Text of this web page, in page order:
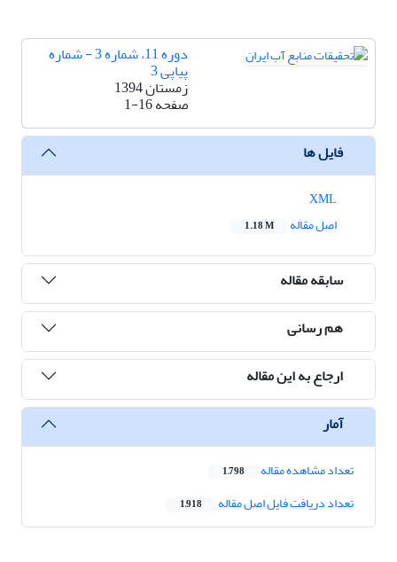
دوره 11، شماره 3 - شماره
پیاپی 3
زمستان 1394
صفحه1-16
فایل ها
اصل مقاله
1.18 M
سابقه مقاله
هم رسانی
ارجاع به این مقاله
آمار
تعداد مشاهده مقاله 1,798
تعداد دریافت فایل اصل مقاله 1,918